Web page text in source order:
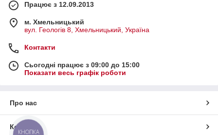
Працює з 12.09.2013
м. Хмельницький
вул. Геологів 8, Хмельницький, Україна
Контакти
Сьогодні працює з 09:00 до 15:00
Показати весь графік роботи
Про нас
Контакти
КНОПКА